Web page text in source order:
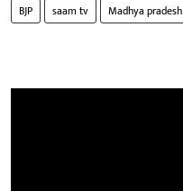
BJP saam tv Madhya pradesh